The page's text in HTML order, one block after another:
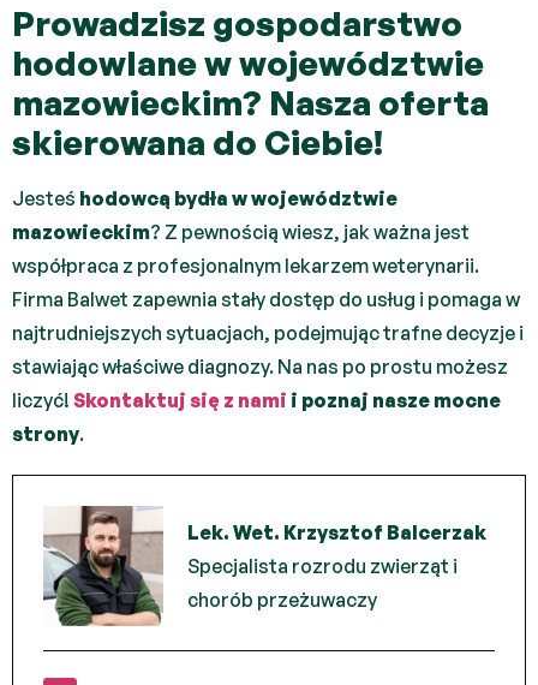
Prowadzisz gospodarstwo
hodowlane w województwie
mazowieckim? Nasza oferta
skierowana do Ciebie!
Jesteś hodowcą bydła w województwie
mazowieckim? Z pewnością wiesz, jak ważna jest
współpraca z profesjonalnym lekarzem weterynarii.
Firma Balwet zapewnia stały dostęp do usług i pomaga w
najtrudniejszych sytuacjach, podejmując trafne decyzje i
stawiając właściwe diagnozy. Na nas po prostu możesz
liczyć! Skontaktuj się z nami i poznaj nasze mocne
strony.
Lek. Wet. Krzysztof Balcerzak
Specjalista rozrodu zwierząt i
chorób przeżuwaczy